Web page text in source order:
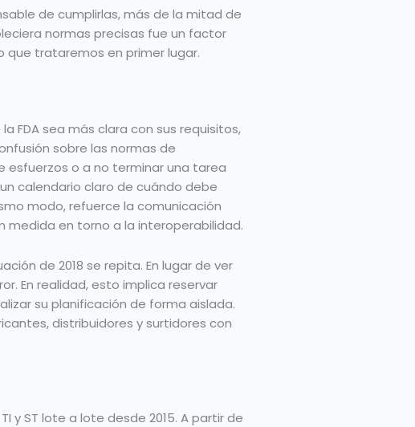
de cumplirlas, más de la mitad de
normas precisas fue un factor
trataremos en primer lugar.
FDA sea más clara con sus requisitos,
sobre las normas de
esfuerzos o a no terminar una tarea
calendario claro de cuándo debe
modo, refuerce la comunicación
medida en torno a la interoperabilidad.
de 2018 se repita. En lugar de ver
En realidad, esto implica reservar
su planificación de forma aislada.
distribuidores y surtidores con
y ST lote a lote desde 2015. A partir de